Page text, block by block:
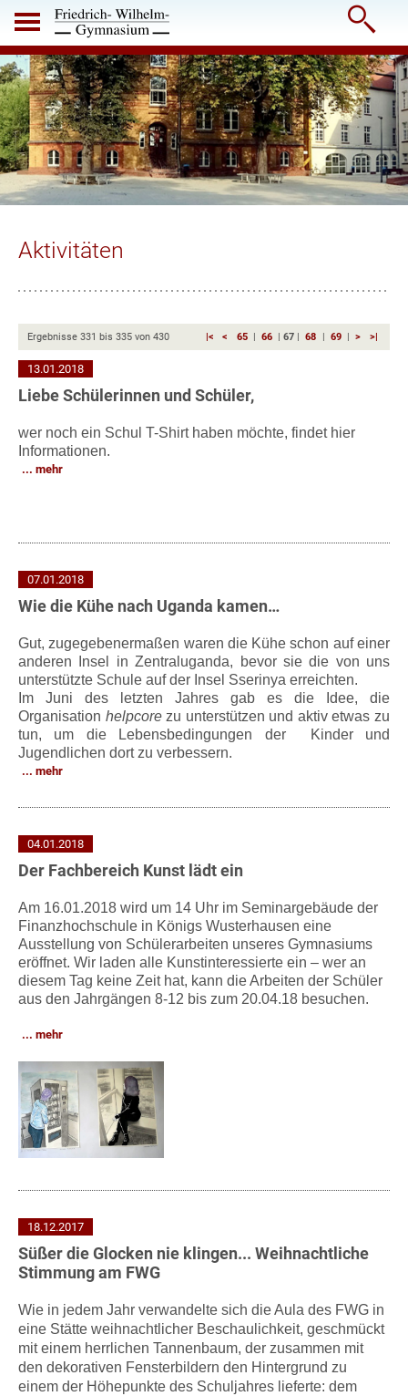

Aktivitäten
Ergebnisse 331 bis 335 von 430 |< < 65 66 |67 68 69 > >|
13.01.2018
Liebe Schülerinnen und Schüler,
wer noch ein Schul T-Shirt haben möchte, findet hier
Informationen.
mehr
07.01.2018
Wie die Kühe nach Uganda kamen…
Gut, zugegebenermaßen waren die Kühe schon auf einer
anderen Insel in Zentraluganda, bevor sie die von uns
unterstützte Schule auf der Insel Sserinya erreichten.
Im Juni des letzten Jahres gab es die Idee, die
Organisation helpcorezu unterstützen und aktiv etwas zu
tun, um die Lebensbedingungen der Kinder und
Jugendlichen dort zu verbessern.
mehr
04.01.2018
Der Fachbereich Kunst lädt ein
Am 16.01.2018 wird um 14 Uhr im Seminargebäude der
Finanzhochschule in Königs Wusterhausen eine
Ausstellung von Schülerarbeiten unseres Gymnasiums
eröffnet. Wir laden alle Kunstinteressierte ein – wer an
diesem Tag keine Zeit hat, kann die Arbeiten der Schüler
aus den Jahrgängen 8-12 bis zum 20.04.18 besuchen.
mehr
18.12.2017
Süßer die Glocken nie klingen... Weihnachtliche
Stimmung am FWG
Wie in jedem Jahr verwandelte sich die Aula des FWG in
eine Stätte weihnachtlicher Beschaulichkeit, geschmückt
mit einem herrlichen Tannenbaum, der zusammen mit
den dekorativen Fensterbildern den Hintergrund zu
einem der Höhepunkte des Schuljahres lieferte: dem